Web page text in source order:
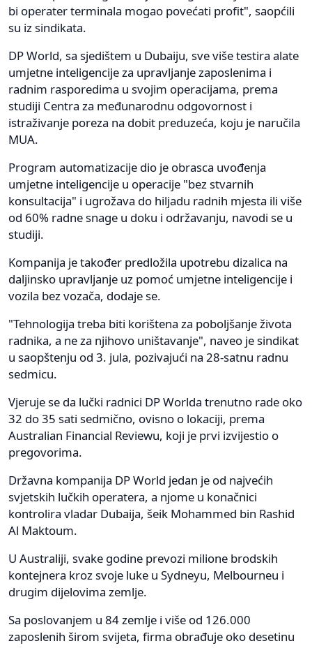
bi operater terminala mogao povećati profit", saopćili
su iz sindikata.
DP World, sa sjedištem u Dubaiju, sve više testira alate
umjetne inteligencije za upravljanje zaposlenima i
radnim rasporedima u svojim operacijama, prema
studiji Centra za međunarodnu odgovornost i
istraživanje poreza na dobit preduzeća, koju je naručila
MUA.
Program automatizacije dio je obrasca uvođenja
umjetne inteligencije u operacije "bez stvarnih
konsultacija" i ugrožava do hiljadu radnih mjesta ili više
od 60% radne snage u doku i održavanju, navodi se u
studiji.
Kompanija je također predložila upotrebu dizalica na
daljinsko upravljanje uz pomoć umjetne inteligencije i
vozila bez vozača, dodaje se.
"Tehnologija treba biti korištena za poboljšanje života
radnika, a ne za njihovo uništavanje", naveo je sindikat
u saopštenju od 3. jula, pozivajući na 28-satnu radnu
sedmicu.
Vjeruje se da lučki radnici DP Worlda trenutno rade oko
32 do 35 sati sedmično, ovisno o lokaciji, prema
Australian Financial Reviewu, koji je prvi izvijestio o
pregovorima.
Državna kompanija DP World jedan je od najvećih
svjetskih lučkih operatera, a njome u konačnici
kontrolira vladar Dubaija, šeik Mohammed bin Rashid
Al Maktoum.
U Australiji, svake godine prevozi milione brodskih
kontejnera kroz svoje luke u Sydneyu, Melbourneu i
drugim dijelovima zemlje.
Sa poslovanjem u 84 zemlje i više od 126.000
zaposlenih širom svijeta, firma obrađuje oko desetinu